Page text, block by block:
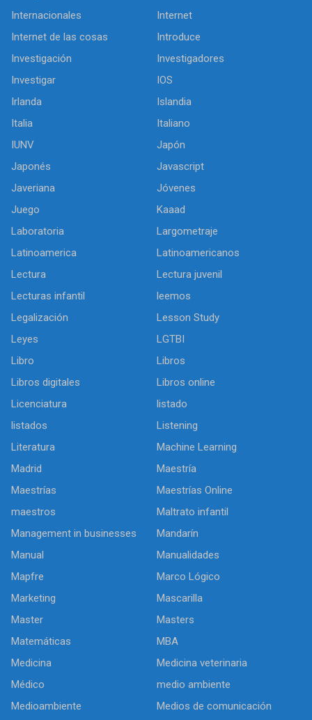
Internacionales
Internet
Internet de las cosas
Introduce
Investigación
Investigadores
Investigar
IOS
Irlanda
Islandia
Italia
Italiano
IUNV
Japón
Japonés
Javascript
Javeriana
Jóvenes
Juego
Kaaad
Laboratoria
Largometraje
Latinoamerica
Latinoamericanos
Lectura
Lectura juvenil
Lecturas infantil
leemos
Legalización
Lesson Study
Leyes
LGTBI
Libro
Libros
Libros digitales
Libros online
Licenciatura
listado
listados
Listening
Literatura
Machine Learning
Madrid
Maestría
Maestrías
Maestrías Online
maestros
Maltrato infantil
Management in businesses
Mandarín
Manual
Manualidades
Mapfre
Marco Lógico
Marketing
Mascarilla
Master
Masters
Matemáticas
MBA
Medicina
Medicina veterinaria
Médico
medio ambiente
Medioambiente
Medios de comunicación